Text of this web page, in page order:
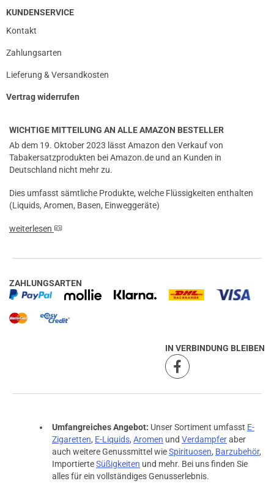
next
KUNDENSERVICE
Kontakt
Zahlungsarten
Lieferung & Versandkosten
Vertrag widerrufen
WICHTIGE MITTEILUNG AN ALLE AMAZON BESTELLER
Ab dem 19. Oktober 2023 lässt Amazon den Verkauf von
Tabakersatzprodukten bei Amazon.de und an Kunden in
Deutschland nicht mehr zu.
Dies umfasst sämtliche Produkte, welche Flüssigkeiten enthalten
(Liquids, Aromen, Basen, Einweggeräte)
weiterlesen
ZAHLUNGSARTEN
IN VERBINDUNG BLEIBEN
Umfangreiches Angebot: Unser Sortiment umfasst E-
Zigaretten, E-Liquids, Aromen und Verdampferaber
auch weitere Genussmittel wieSpirituosen, Barzubehör,
ImportierteSüßigkeiten und mehr. Bei uns finden Sie
alles für ein vollständiges Genusserlebnis.